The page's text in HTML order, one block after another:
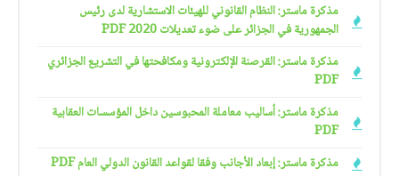
مذكرة ماستر: النظام القانوني للهيئات الاستشارية لدى رئيس
الجمهورية في الجزائر على ضوء تعديلات 2020 PDF
مذكرة ماستر: القرصنة الإلكترونية ومكافحتها في التشريع الجزائري
PDF
مذكرة ماستر: أساليب معاملة المحبوسين داخل المؤسسات العقابية
PDF
مذكرة ماستر: إبعاد الأجانب وفقا لقواعد القانون الدولي العام PDF